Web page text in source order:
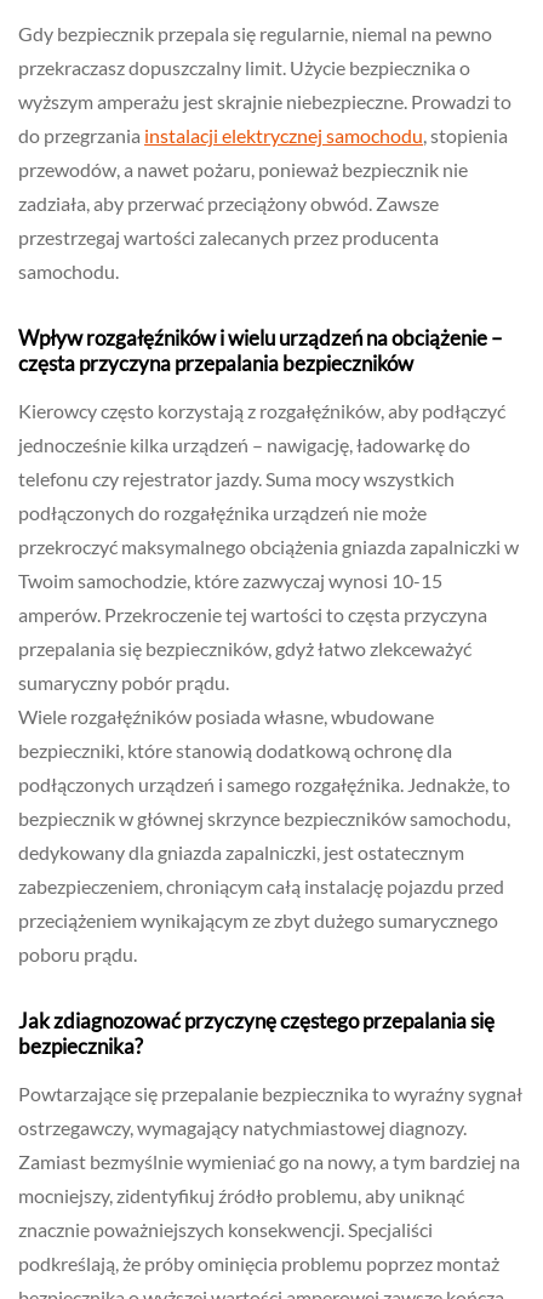
Gdy bezpiecznik przepala się regularnie, niemal na pewno
przekraczasz dopuszczalny limit. Użycie bezpiecznika o
wyższym amperażu jest skrajnie niebezpieczne. Prowadzi to
do przegrzania instalacji elektrycznej samochodu , stopienia
przewodów, a nawet pożaru, ponieważ bezpiecznik nie
zadziała, aby przerwać przeciążony obwód. Zawsze
przestrzegaj wartości zalecanych przez producenta
samochodu.
Wpływ rozgałęźników i wielu urządzeń na obciążenie –
częsta przyczyna przepalania bezpieczników
Kierowcy często korzystają z rozgałęźników, aby podłączyć
jednocześnie kilka urządzeń – nawigację, ładowarkę do
telefonu czy rejestrator jazdy. Suma mocy wszystkich
podłączonych do rozgałęźnika urządzeń nie może
przekroczyć maksymalnego obciążenia gniazda zapalniczki w
Twoim samochodzie, które zazwyczaj wynosi 10-15
amperów. Przekroczenie tej wartości to częsta przyczyna
przepalania się bezpieczników, gdyż łatwo zlekceważyć
sumaryczny pobór prądu.
Wiele rozgałęźników posiada własne, wbudowane
bezpieczniki, które stanowią dodatkową ochronę dla
podłączonych urządzeń i samego rozgałęźnika. Jednakże, to
bezpiecznik w głównej skrzynce bezpieczników samochodu,
dedykowany dla gniazda zapalniczki, jest ostatecznym
zabezpieczeniem, chroniącym całą instalację pojazdu przed
przeciążeniem wynikającym ze zbyt dużego sumarycznego
poboru prądu.
Jak zdiagnozować przyczynę częstego przepalania się
bezpiecznika?
Powtarzające się przepalanie bezpiecznika to wyraźny sygnał
ostrzegawczy, wymagający natychmiastowej diagnozy.
Zamiast bezmyślnie wymieniać go na nowy, a tym bardziej na
mocniejszy, zidentyfikuj źródło problemu, aby uniknąć
znacznie poważniejszych konsekwencji. Specjaliści
podkreślają, że próby ominięcia problemu poprzez montaż